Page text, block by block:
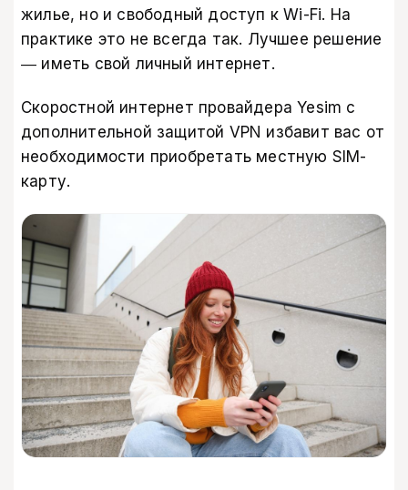
жилье, но и свободный доступ к Wi-Fi. На
практике это не всегда так. Лучшее решение
― иметь свой личный интернет.
Скоростной интернет провайдера Yesim с
дополнительной защитой VPN избавит вас от
необходимости приобретать местную SIM-
карту.